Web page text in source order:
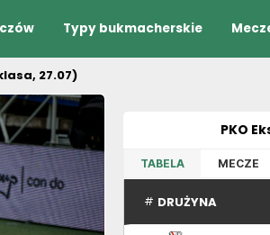
Typy bukmacherskie
27.07)
PKO
TABELA MECZE
# DRUŻYNA